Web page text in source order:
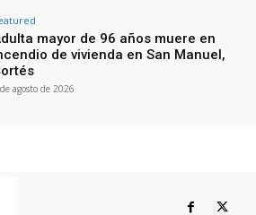
mayor de 96 años muere en
de vivienda en San Manuel,
agosto de 2026